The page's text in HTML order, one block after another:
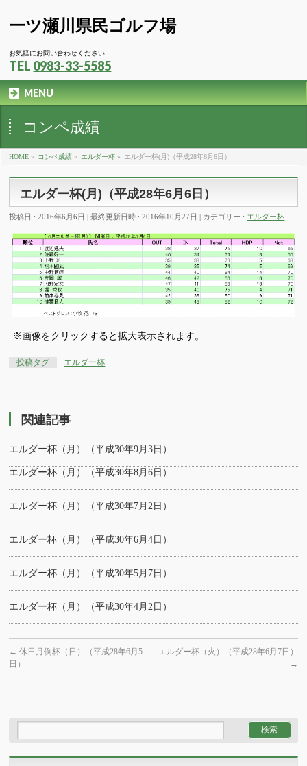
一ツ瀬川県民ゴルフ場
お気軽にお問い合わせください
TEL 0983-33-5585
MENU
コンペ成績
HOME » コンペ成績 » エルダー杯 » エルダー杯(月)（平成28年6月6日）
エルダー杯(月)（平成28年6月6日）
投稿日 : 2016年6月6日 最終更新日時 : 2016年10月27日 カテゴリー : エルダー杯
※画像をクリックすると拡大表示されます。
投稿タグ エルダー杯
関連記事
エルダー杯（月）（平成30年9月3日）
エルダー杯（月）（平成30年8月6日）
エルダー杯（月）（平成30年7月2日）
エルダー杯（月）（平成30年6月4日）
エルダー杯（月）（平成30年5月7日）
エルダー杯（月）（平成30年4月2日）
← 休日月例杯（日）（平成28年6月5
日）
エルダー杯（火）（平成28年6月7日）
→